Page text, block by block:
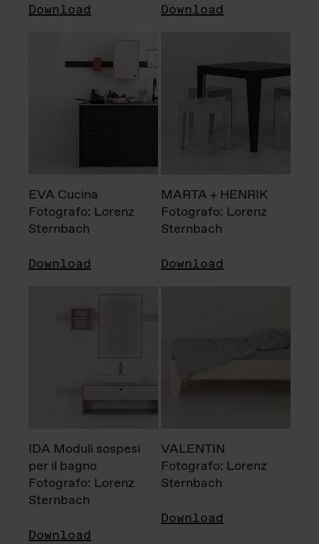
Download Download
EVA Cucina
Fotografo: Lorenz
Sternbach
Download
MARTA + HENRIK
Fotografo: Lorenz
Sternbach
Download
IDA Moduli sospesi
per il bagno
Fotografo: Lorenz
Sternbach
Download
VALENTIN
Fotografo: Lorenz
Sternbach
Download